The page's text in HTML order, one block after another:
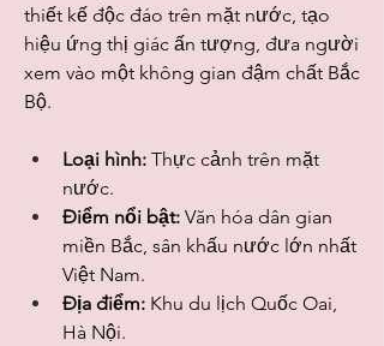
thiết kế độc đáo trên mặt nước, tạo
hiệu ứng thị giác ấn tượng, đưa người
xem vào một không gian đậm chất Bắc
Bộ.
Loại hình: Thực cảnh trên mặt
nước.
Điểm nổi bật: Văn hóa dân gian
miền Bắc, sân khấu nước lớn nhất
Việt Nam.
Địa điểm: Khu du lịch Quốc Oai,
Hà Nội.